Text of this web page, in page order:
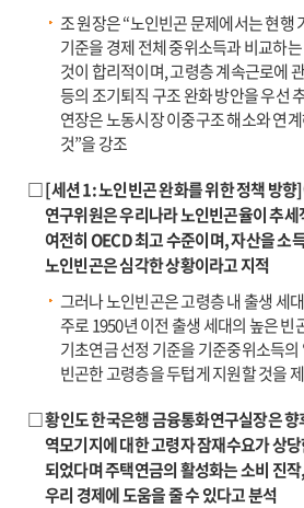
조 원장은 “노인빈곤 문제에서는 현행
기준을 경제 전체 중위소득과 비교하
것이 합리적이며, 고령층 계속근로에
등의 조기퇴직 구조 완화 방안을 우선
연장은 노동시장 이중구조 해소와 연
것”을 강조
□ [세션 1: 노인빈곤 완화를 위한 정책 방향
연구위원은 우리나라 노인빈곤율이 추
여전히 OECD 최고 수준이며, 자산을 소
노인빈곤은 심각한 상황이라고 지적
그러나 노인빈곤은 고령층 내 출생 세
주로 1950년 이전 출생 세대의 높은
기초연금 선정 기준을 기준중위소득
빈곤한 고령층을 두텁게 지원할 것을
□ 황인도 한국은행 금융통화연구실장은 향
역모기지에 대한 고령자 잠재수요가 상
되었다며 주택연금의 활성화는 소비 진
우리 경제에 도움을 줄 수 있다고 분석